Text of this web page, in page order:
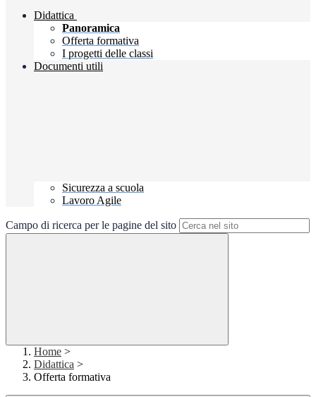
Didattica
Panoramica
Offerta formativa
I progetti delle classi
Documenti utili
Sicurezza a scuola
Lavoro Agile
Campo di ricerca per le pagine del sito
Home >
Didattica >
Offerta formativa